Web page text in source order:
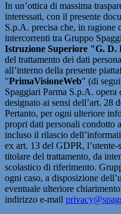
In un’ottica di massima
interessati, con il presente
S.p.A. precisa che, in ragione
intercorrenti tra Gruppo
Istruzione Superiore "G. D.
del trattamento dei dati
all’interno della presente
"PrimaVisioneWeb" (di
Spaggiari Parma S.p.A. opera
designato ai sensi dell’art. 28
Pertanto, per ogni ulteriore
propri dati personali condotto
incluso il rilascio
ex art. 13 del GDPR,
titolare del trattamento, da
scolastico di riferimento.
ogni caso, a disposizione
eventuale ulteriore
indirizzo e-mail